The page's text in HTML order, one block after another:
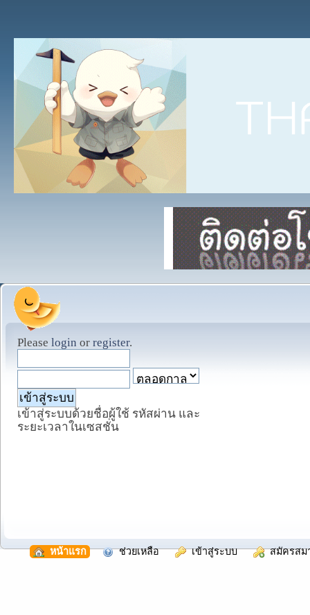
Please login or register.
เข้าสู่ระบบด้วยชื่อผู้ใช้ รหัสผ่าน และ
ระยะเวลาในเซสชั่น
หน้าแรก ช่วยเหลือ เข้าสู่ระบบ สมัครสม